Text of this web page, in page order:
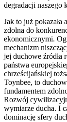
degradacji
Jak to już pokazała
zdolna do
ekonomicznymi.
mechanizm
jej duchowe źródła
państwa
chrześcijańskiej
Toynbee, to
fundamentem
Rozwój
wymiarze ducha. I
dominację sfery